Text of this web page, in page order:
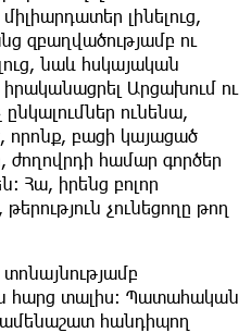
լինելուց,
զբաղվածությամբ ու
նաև հսկայական
Արցախում ու
ունենա,
որոնք, բացի կայացած
ժողովրդի համար գործեր
Հա, իրենց բոլոր
չունեցողը թող
հարց տալիս: Պատահական
ամենաշատ հանդիպող